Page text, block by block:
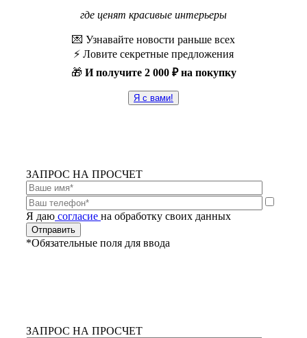
где ценят красивые интерьеры
💌 Узнавайте новости раньше всех
⚡️ Ловите секретные предложения
🎁 И получите 2 000 ₽ на покупку
Я с вами!
ЗАПРОС НА ПРОСЧЕТ
Я даю согласие на обработку своих данных
*Обязательные поля для ввода
ЗАПРОС НА ПРОСЧЕТ